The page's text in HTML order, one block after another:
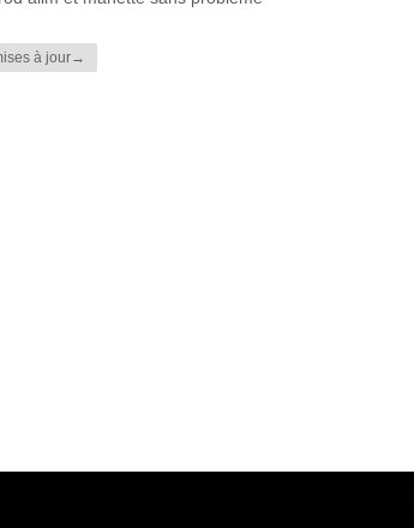
à jour→